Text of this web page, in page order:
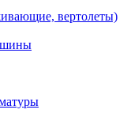
вертолеты)